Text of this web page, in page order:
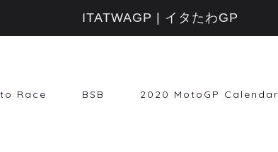
Race BSB 2020 MotoGP Calendar
ITATWAGP | イタたわGP